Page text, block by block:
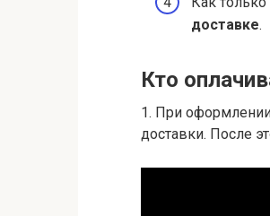
доставке.
Кто
1. При
доставки. После